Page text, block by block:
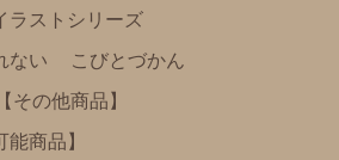
ラストシリーズ
ない
こびとづかん
【その他商品】
能商品】